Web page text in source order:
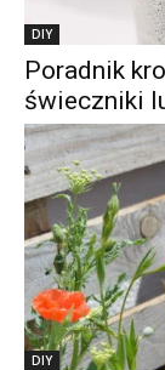
DIY
Poradnik
świeczniki
DIY